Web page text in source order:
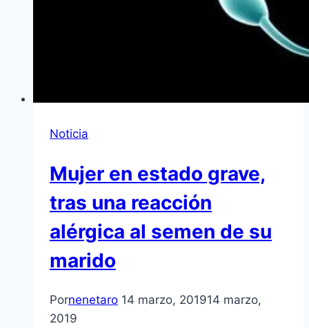
Noticia
Mujer en estado grave,
tras una reacción
alérgica al semen de su
marido
Pornenetaro 14 marzo, 201914 marzo,
2019